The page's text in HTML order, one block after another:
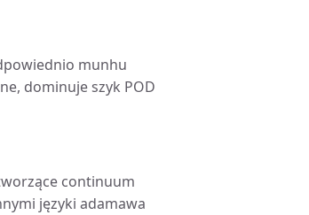
munhu
dominuje szyk POD
continuum
języki adamawa